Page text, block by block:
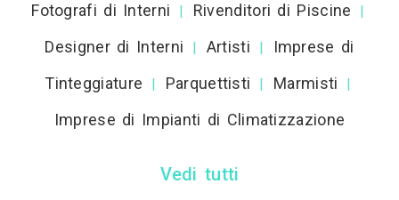
Fotografi di Interni | Rivenditori di Piscine |
Designer di Interni | Artisti |
Imprese di
Tinteggiature
| Parquettisti | Marmisti |
Imprese di Impianti di Climatizzazione
Vedi tutti